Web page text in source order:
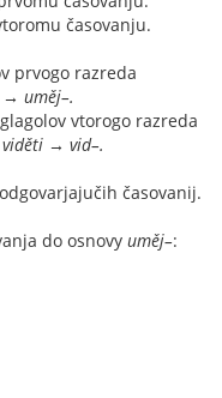
časovanju.
prvogo razreda
uměj–.
vtorogo razreda
viděti → vid–.
časovanij.
do osnovy uměj–: